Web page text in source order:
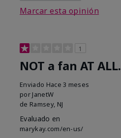
Marcar esta opinión
1
NOT a fan AT ALL.
Enviado Hace 3 meses
por JanetW
de Ramsey, NJ
Evaluado en
marykay.com/en-us/